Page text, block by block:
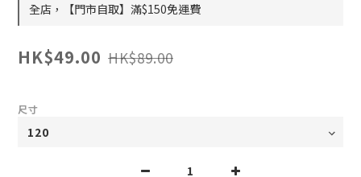
全店，【門市自取】滿$150免運費
HK$49.00 HK$89.00
尺寸